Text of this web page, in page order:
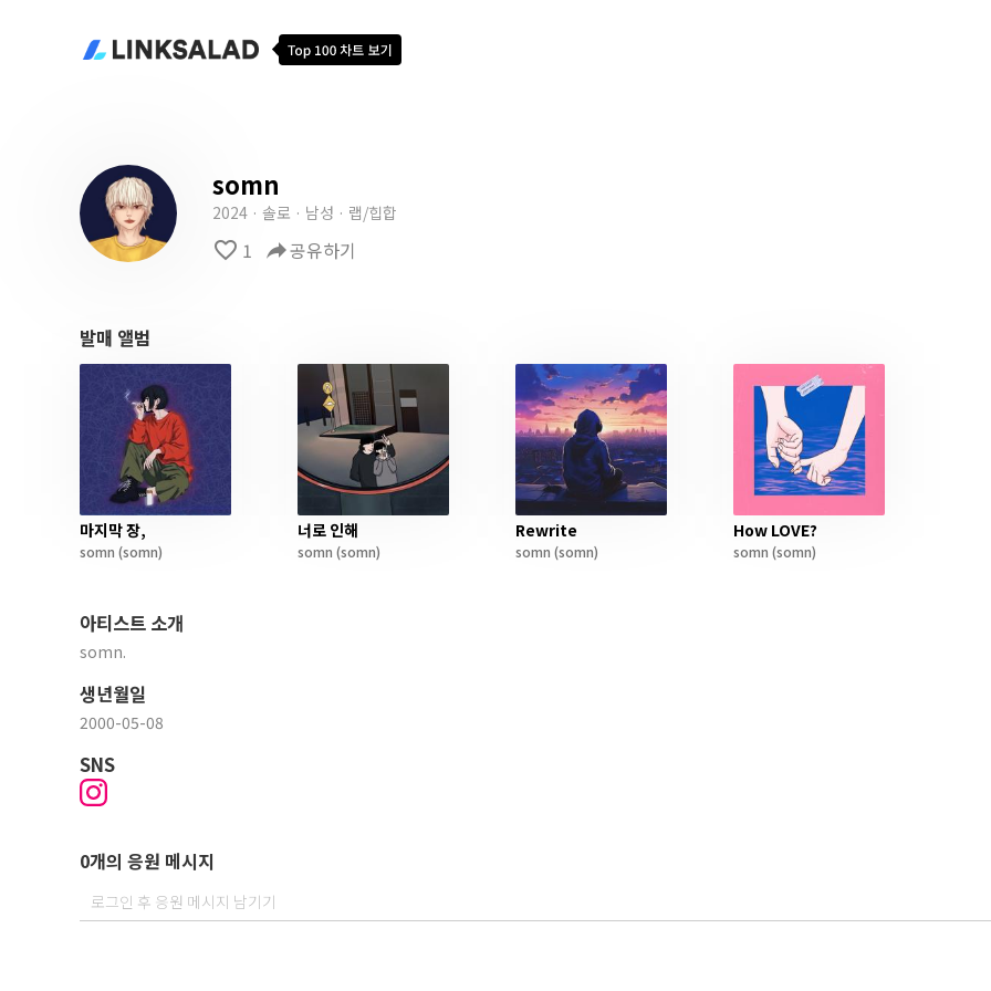
somn
2024 · 솔로 · 남성 · 랩/힙합
favorite_border 1 reply공유하기
발매 앨범
마지막 장,
somn (somn)
너로 인해
somn (somn)
Rewrite
somn (somn)
How LOVE?
somn (somn)
아티스트 소개
somn.
생년월일
2000-05-08
SNS
0개의 응원 메시지